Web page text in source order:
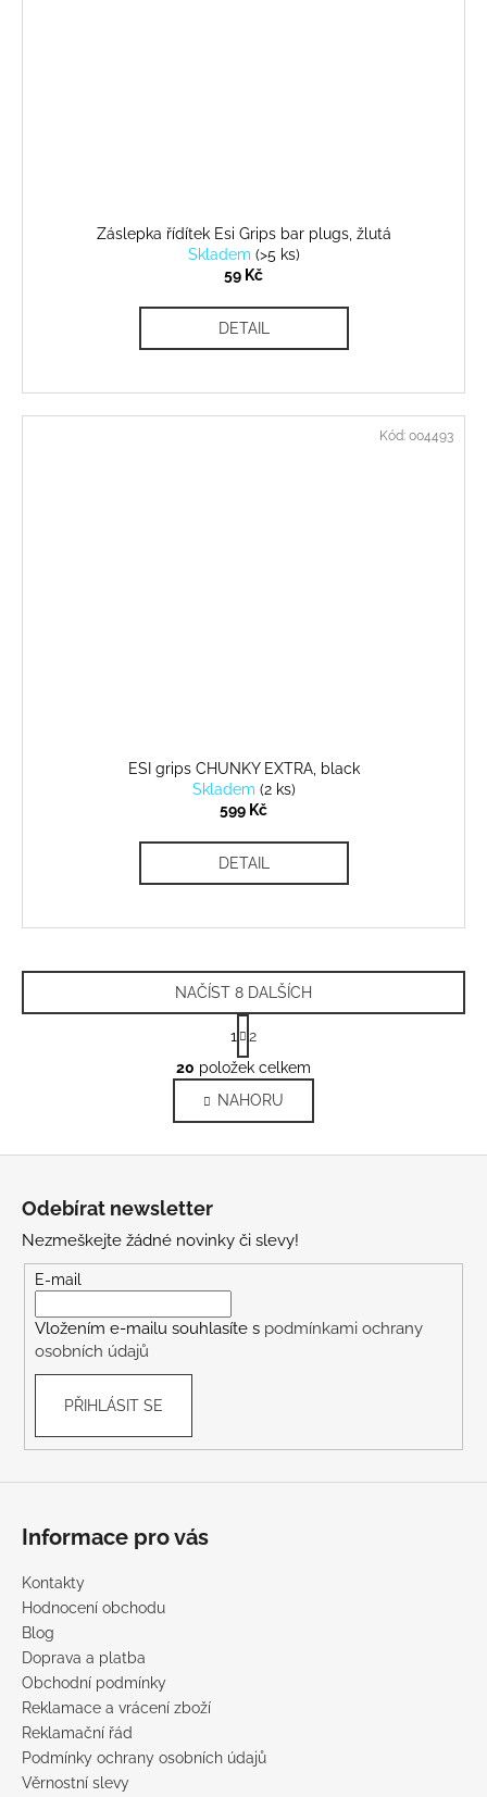
Záslepka řídítek Esi Grips bar plugs, žlutá
Skladem (>5 ks)
59 Kč
DETAIL
ESI grips CHUNKY EXTRA, black
Skladem (2 ks)
599 Kč
DETAIL
Kód: 004493
O
v
l
á
d
p
r
k
u
NAČÍST 8 DALŠÍCH
S
t
r
á
n
k
í
1
2
20 položek celkem
NAHORU
Odebírat newsletter
Nezmeškejte žádné novinky či slevy!
E-mail
Vložením e-mailu souhlasíte s podmínkami ochrany
osobních údajů
PŘIHLÁSIT SE
Informace pro vás
Kontakty
Hodnocení obchodu
Blog
Doprava a platba
Obchodní podmínky
Reklamace a vrácení zboží
Reklamační řád
Podmínky ochrany osobních údajů
Věrnostní slevy